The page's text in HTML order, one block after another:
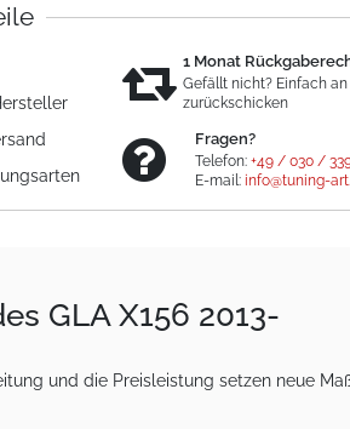
1 Monat
Gefällt nicht? Einfach an
zurückschicken
Fragen?
Telefon:+49 / 030 /
E-mail:info@tuning-
GLA X156 2013-
und die Preisleistung setzen neue